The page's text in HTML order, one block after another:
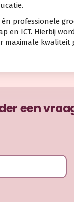
professionele
en ICT. Hierbij
maximale kwaliteit
een